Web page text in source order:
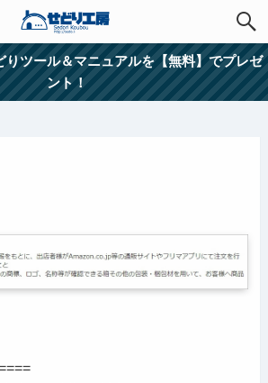
りツール＆マニュアルを【無料】でプレゼ
ント！